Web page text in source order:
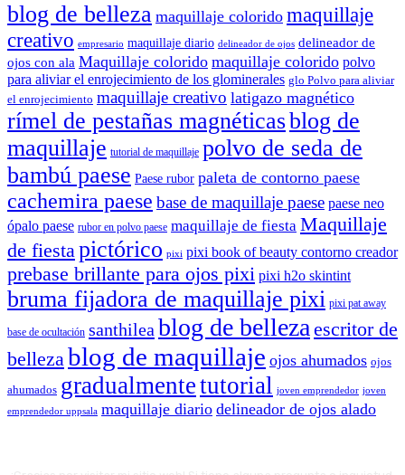
blog de belleza maquillaje colorido maquillaje
creativo empresario maquillaje diario delineador de ojos delineador de
ojos con ala Maquillaje colorido maquillaje colorido polvo
para aliviar el enrojecimiento de los glominerales glo Polvo para aliviar
el enrojecimiento maquillaje creativo latigazo magnético
rímel de pestañas magnéticasblog de
maquillaje tutorial de maquillaje polvo de seda de
bambú paese Paese rubor paleta de contorno paese
cachemira paese base de maquillaje paese paese neo
ópalo paese rubor en polvo paese maquillaje de fiesta Maquillaje
de fiestapictórico pixi pixi book of beauty contorno creador
prebase brillante para ojos pixi pixi h2o skintint
bruma fijadora de maquillaje pixi pixi pat away
base de ocultación santhileablog de bellezaescritor de
bellezablog de maquillaje ojos ahumados ojos
ahumados gradualmentetutorial joven emprendedor joven
emprendedor uppsala maquillaje diario delineador de ojos alado